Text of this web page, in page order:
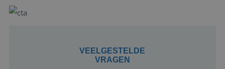
VEELGESTELDE
VRAGEN